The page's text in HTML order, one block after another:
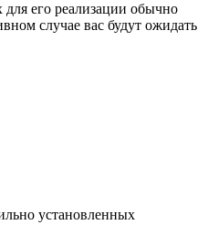
для его реализации обычно
случае вас будут ожидать
установленных